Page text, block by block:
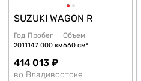
SUZUKI WAGON R
Год
2011
Пробег
147 000 км
Объем
660 см³
414 013 ₽
во Владивостоке